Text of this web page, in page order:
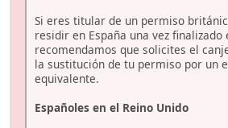
Si eres titular de un permiso
residir en España una vez finalizado
recomendamos que solicites el
la sustitución de tu permiso por un
equivalente.
Españoles en el Reino Unido